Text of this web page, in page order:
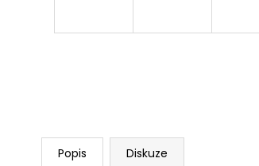
Popis Diskuze